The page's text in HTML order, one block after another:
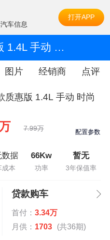
车信息
打开APP
2015款 质惠版 1.4L 手动 时尚型
图片 经销商 点评
质惠版 1.4L 手动 时尚
7.99万 配置参数
数据
成本
66Kw
功率
暂无
3年保值率
贷款购车
首付： 3.34万
月供： 1703 (共36期)